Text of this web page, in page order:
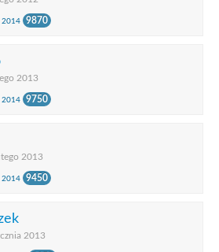
2014 9870
2013
2014 9750
2013
2014 9450
2013